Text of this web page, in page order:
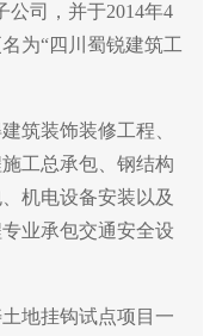
公司，并于2014年4
为“四川蜀锐建筑工
筑装饰装修工程、
工总承包、钢结构
机电设备安装以及
业承包交通安全设
地挂钩试点项目一